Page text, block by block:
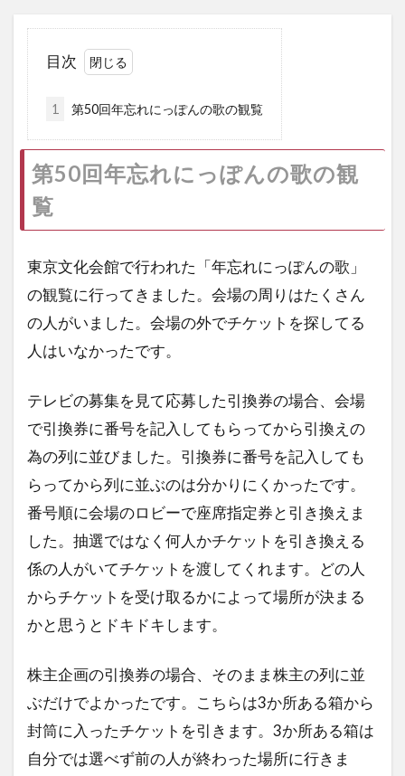
目次
1 第50回年忘れにっぽんの歌の観覧
第50回年忘れにっぽんの歌の観
覧
東京文化会館で行われた「年忘れにっぽんの歌」
の観覧に行ってきました。会場の周りはたくさん
の人がいました。会場の外でチケットを探してる
人はいなかったです。
テレビの募集を見て応募した引換券の場合、会場
で引換券に番号を記入してもらってから引換えの
為の列に並びました。引換券に番号を記入しても
らってから列に並ぶのは分かりにくかったです。
番号順に会場のロビーで座席指定券と引き換えま
した。抽選ではなく何人かチケットを引き換える
係の人がいてチケットを渡してくれます。どの人
からチケットを受け取るかによって場所が決まる
かと思うとドキドキします。
株主企画の引換券の場合、そのまま株主の列に並
ぶだけでよかったです。こちらは3か所ある箱から
封筒に入ったチケットを引きます。3か所ある箱は
自分では選べず前の人が終わった場所に行きま